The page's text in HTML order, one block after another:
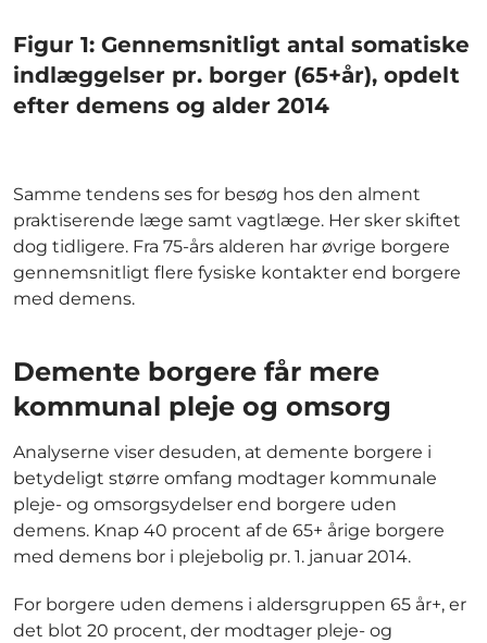
Figur 1: Gennemsnitligt antal somatiske
indlæggelser pr. borger (65+år), opdelt
efter demens og alder 2014
Samme tendens ses for besøg hos den alment
praktiserende læge samt vagtlæge. Her sker skiftet
dog tidligere. Fra 75-års alderen har øvrige borgere
gennemsnitligt flere fysiske kontakter end borgere
med demens.
Demente borgere får mere
kommunal pleje og omsorg
Analyserne viser desuden, at demente borgere i
betydeligt større omfang modtager kommunale
pleje- og omsorgsydelser end borgere uden
demens. Knap 40 procent af de 65+ årige borgere
med demens bor i plejebolig pr. 1. januar 2014.
For borgere uden demens i aldersgruppen 65 år+, er
det blot 20 procent, der modtager pleje- og